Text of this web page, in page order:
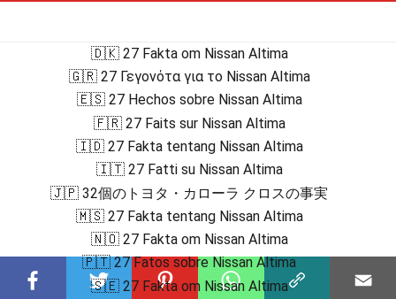
🇩🇰 27 Fakta om Nissan Altima
🇬🇷 27 Γεγονότα για το Nissan Altima
🇪🇸 27 Hechos sobre Nissan Altima
🇫🇷 27 Faits sur Nissan Altima
🇮🇩 27 Fakta tentang Nissan Altima
🇮🇹 27 Fatti su Nissan Altima
🇯🇵 32個のトヨタ・カローラ クロスの事実
🇲🇸 27 Fakta tentang Nissan Altima
🇳🇴 27 Fakta om Nissan Altima
🇵🇹 27 Fatos sobre Nissan Altima
🇸🇪 27 Fakta om Nissan Altima